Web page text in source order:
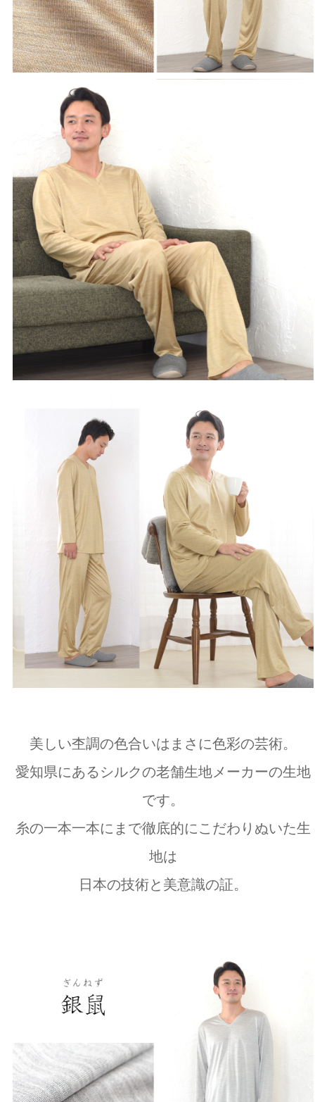
美しい杢調の色合いはまさに色彩の芸術。
愛知県にあるシルクの老舗生地メーカーの生地
です。
糸の一本一本にまで徹底的にこだわりぬいた生
地は
日本の技術と美意識の証。